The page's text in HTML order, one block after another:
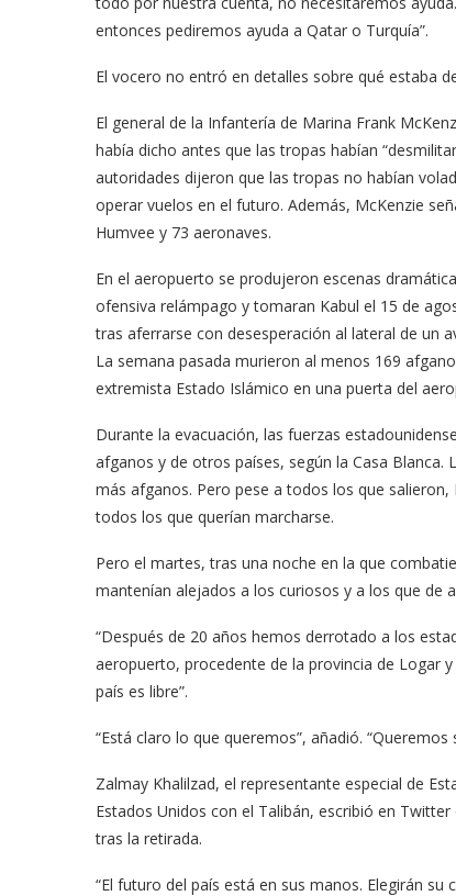
entonces pediremos ayuda a Qatar o Turquía”.
El vocero no entró en detalles sobre qué estaba
El general de la Infantería de Marina Frank
había dicho antes que las tropas habían
autoridades dijeron que las tropas no habían
operar vuelos en el futuro. Además, McKenzie
Humvee y 73 aeronaves.
En el aeropuerto se produjeron escenas
ofensiva relámpago y tomaran Kabul el 15 de
tras aferrarse con desesperación al lateral de un
La semana pasada murieron al menos 169
extremista Estado Islámico en una puerta del
Durante la evacuación, las fuerzas
afganos y de otros países, según la Casa
más afganos. Pero pese a todos los que
todos los que querían marcharse.
Pero el martes, tras una noche en la que
mantenían alejados a los curiosos y a los que de
“Después de 20 años hemos derrotado a los
aeropuerto, procedente de la provincia de Logar
país es libre”.
“Está claro lo que queremos”, añadió.
Zalmay Khalilzad, el representante especial de
Estados Unidos con el Talibán, escribió en
tras la retirada.
“El futuro del país está en sus manos. Elegirán